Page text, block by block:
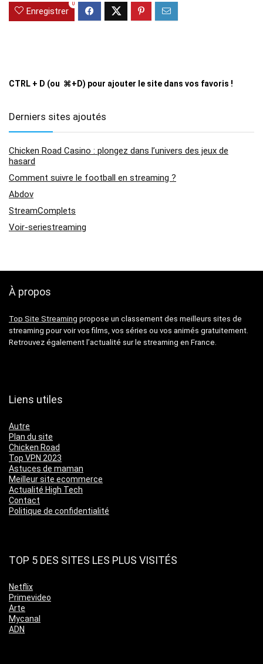
Enregistrer
0
CTRL + D (ou ⌘+D) pour ajouter le site dans vos favoris !
Derniers sites ajoutés
Chicken Road Casino : plongez dans l’univers des jeux de
hasard
Comment suivre le football en streaming ?
Abdov
StreamComplets
Voir-seriestreaming
À propos
Top Site Streaming propose un classement des meilleurs sites de
streaming pour voir vos films, vos séries ou vos animés gratuitement.
Retrouvez également l’actualité sur le streaming en France.
Liens utiles
Autre
Plan du site
Chicken Road
Top VPN 2023
Astuces de maman
Meilleur site ecommerce
Actualité High Tech
Contact
Politique de confidentialité
TOP 5 DES SITES LES PLUS VISITÉS
Netflix
Primevideo
Arte
Mycanal
ADN